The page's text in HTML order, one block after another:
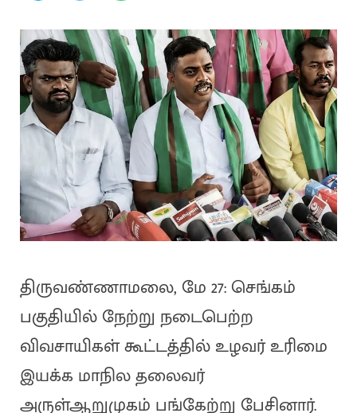
திருவண்ணாமலை, மே 27: செங்கம்
பகுதியில் நேற்று நடைபெற்ற
விவசாயிகள் கூட்டத்தில் உழவர் உரிமை
இயக்க மாநில தலைவர்
அருள்ஆறுமுகம் பங்கேற்று பேசினார்.